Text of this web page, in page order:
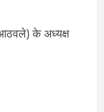
के अध्यक्ष